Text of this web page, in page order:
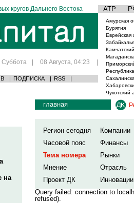
кругов Дальнего Востока АТР
Суббота | 08 Августа, 04:23 |
| ПОДПИСКА | RSS |
Амурская
Бурятия
Еврейская
Чукотский
на
главная
Регион сегодня
Компании
Часовой пояс
Финансы
Тема номера
Рынки
Мнение
Отрасль
Проект ДК
Инновации
Query failed: connection to
refused).